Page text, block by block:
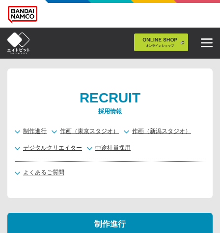
RECRUIT
採用情報
制作進行 作画（東京スタジオ） 作画（新潟スタジオ）
デジタルクリエイター 中途社員採用
よくあるご質問
制作進行